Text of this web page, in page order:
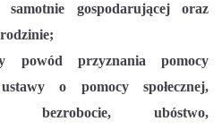
samotnie gospodarującej oraz
powód przyznania pomocy
o pomocy społecznej,
bezrobocie, ubóstwo,